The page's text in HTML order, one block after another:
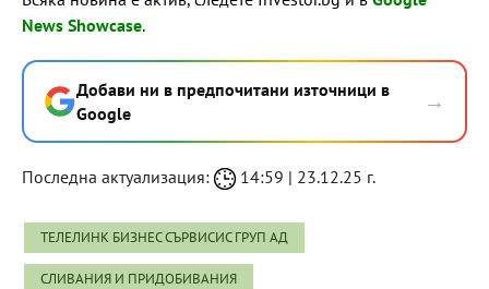
News Showcase.
Добави ни в предпочитани източници в
Google
→
Последна актуализация: 14:59 | 23.12.25 г.
ТЕЛЕЛИНК БИЗНЕС СЪРВИСИС ГРУП АД
СЛИВАНИЯ И ПРИДОБИВАНИЯ